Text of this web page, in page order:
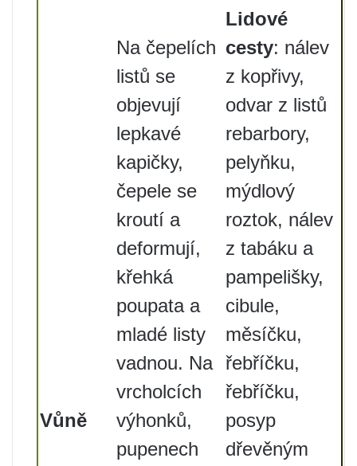
Vůně
Na čepelích
listů se
objevují
lepkavé
kapičky,
čepele se
kroutí a
deformují,
křehká
poupata a
mladé listy
vadnou. Na
vrcholcích
výhonků,
pupenech
Lidové
cesty: nálev
z kopřivy,
odvar z listů
rebarbory,
pelyňku,
mýdlový
roztok, nálev
z tabáku a
pampelišky,
cibule,
měsíčku,
řebříčku,
řebříčku,
posyp
dřevěným